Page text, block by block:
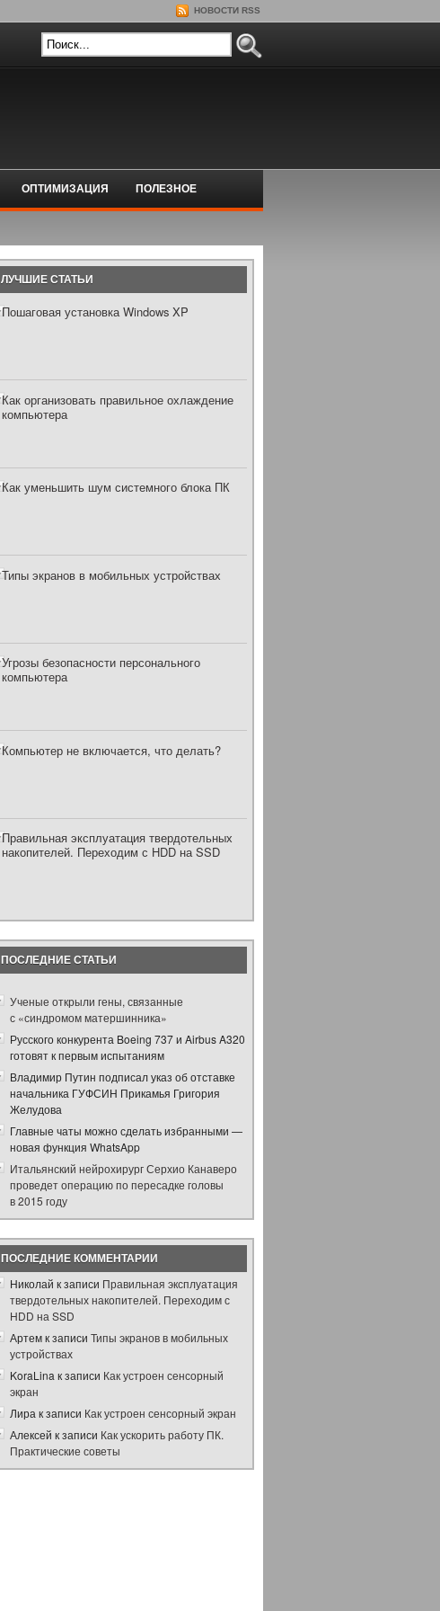
НОВОСТИ RSS
ОПТИМИЗАЦИЯ ПОЛЕЗНОЕ
ЛУЧШИЕ СТАТЬИ
Пошаговая установка Windows XP
Как организовать правильное охлаждение
компьютера
Как уменьшить шум системного блока ПК
Типы экранов в мобильных устройствах
Угрозы безопасности персонального
компьютера
Компьютер не включается, что делать?
Правильная эксплуатация твердотельных
накопителей. Переходим с HDD на SSD
ПОСЛЕДНИЕ СТАТЬИ
Ученые открыли гены, связанные
с «синдромом матершинника»
Русского конкурента Boeing 737 и Airbus A320
готовят к первым испытаниям
Владимир Путин подписал указ об отставке
начальника ГУФСИН Прикамья Григория
Желудова
Главные чаты можно сделать избранными —
новая функция WhatsApp
Итальянский нейрохирург Серхио Канаверо
проведет операцию по пересадке головы
в 2015 году
ПОСЛЕДНИЕ КОММЕНТАРИИ
Николай к записи Правильная эксплуатация
твердотельных накопителей. Переходим с
HDD на SSD
Артемк записи Типы экранов в мобильных
устройствах
KoraLina к записи Как устроен сенсорный
экран
Лира к записи Как устроен сенсорный экран
Алексей к записи Как ускорить работу ПК.
Практические советы